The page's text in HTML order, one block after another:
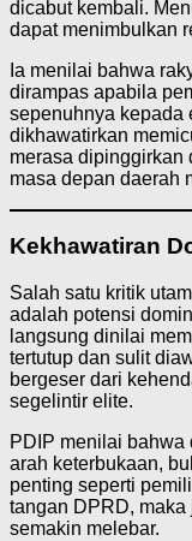
dicabut kembali.
dapat menimbulkan
Ia menilai bahwa
dirampas apabila
sepenuhnya kepada
dikhawatirkan
merasa dipinggirkan
masa depan daerah
Kekhawatiran
Salah satu kritik
adalah potensi
langsung dinilai
tertutup dan sulit
bergeser dari
segelintir elite.
PDIP menilai bahwa
arah keterbukaan,
penting seperti
tangan DPRD, maka
semakin melebar.